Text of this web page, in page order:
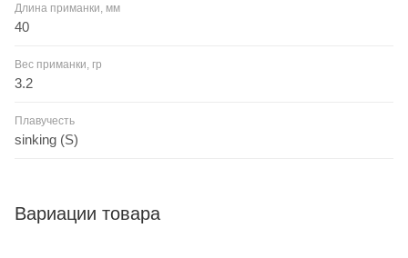
Длина приманки, мм
40
Вес приманки, гр
3.2
Плавучесть
sinking (S)
Вариации товара